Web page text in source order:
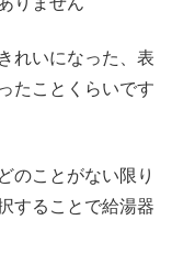
れいになった、表
たことくらいです
のことがない限り
することで給湯器